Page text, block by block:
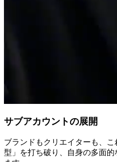
サブアカウントの展開
ブランドもクリエイターも、
型」を打ち破り、自身の多面